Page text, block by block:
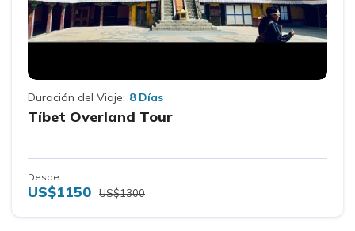
Duración del Viaje: 8 Días
Tíbet Overland Tour
Desde
US$1150 US$1300